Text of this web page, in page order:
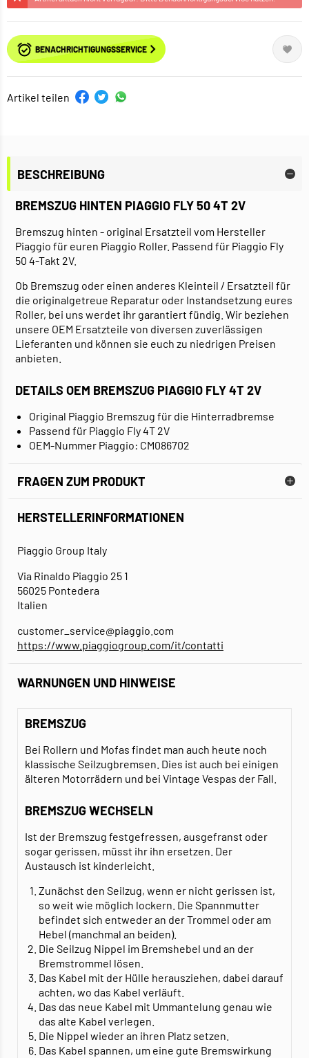
BENACHRICHTIGUNGSSERVICE
Artikel teilen
BESCHREIBUNG
BREMSZUG HINTEN PIAGGIO FLY 50 4T 2V
Bremszug hinten - original Ersatzteil vom Hersteller
Piaggio für euren Piaggio Roller. Passend für Piaggio Fly
50 4-Takt 2V.
Ob Bremszug oder einen anderes Kleinteil / Ersatzteil für
die originalgetreue Reparatur oder Instandsetzung eures
Roller, bei uns werdet ihr garantiert fündig. Wir beziehen
unsere OEM Ersatzteile von diversen zuverlässigen
Lieferanten und können sie euch zu niedrigen Preisen
anbieten.
DETAILS OEM BREMSZUG PIAGGIO FLY 4T 2V
Original Piaggio Bremszug für die Hinterradbremse
Passend für Piaggio Fly 4T 2V
OEM-Nummer Piaggio: CM086702
FRAGEN ZUM PRODUKT
HERSTELLERINFORMATIONEN
Piaggio Group Italy
Via Rinaldo Piaggio 25 1
56025 Pontedera
Italien
customer_service@piaggio.com
https://www.piaggiogroup.com/it/contatti
WARNUNGEN UND HINWEISE
BREMSZUG
Bei Rollern und Mofas findet man auch heute noch
klassische Seilzugbremsen. Dies ist auch bei einigen
älteren Motorrädern und bei Vintage Vespas der Fall.
BREMSZUG WECHSELN
Ist der Bremszug festgefressen, ausgefranst oder
sogar gerissen, müsst ihr ihn ersetzen. Der
Austausch ist kinderleicht.
Zunächst den Seilzug, wenn er nicht gerissen ist,
so weit wie möglich lockern. Die Spannmutter
befindet sich entweder an der Trommel oder am
Hebel (manchmal an beiden).
Die Seilzug Nippel im Bremshebel und an der
Bremstrommel lösen.
Das Kabel mit der Hülle herausziehen, dabei darauf
achten, wo das Kabel verläuft.
Das das neue Kabel mit Ummantelung genau wie
das alte Kabel verlegen.
Die Nippel wieder an ihren Platz setzen.
Das Kabel spannen, um eine gute Bremswirkung